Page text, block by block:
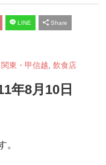
LINE Share
関東・甲信越 飲食店
年8月10日
。